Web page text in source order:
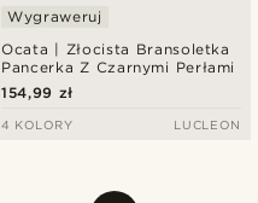
Ocata | Złocista Bransoletka
Pancerka Z Czarnymi Perłami
Wygraweruj
154,99 zł
4 KOLORY LUCLEON